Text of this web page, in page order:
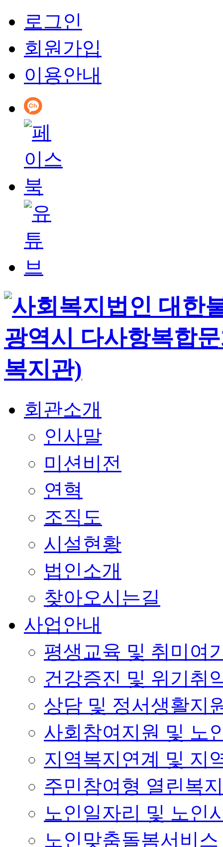
로그인
회원가입
이용안내
회관소개
인사말
미션비전
연혁
조직도
시설현황
법인소개
찾아오시는길
사업안내
평생교육 및 취미여
건강증진 및 위기취
상담 및 정서생활지
사회참여지원 및 노
지역복지연계 및 지
주민참여형 열린복
노인일자리 및 노인
노인맞춤돌봄서비스